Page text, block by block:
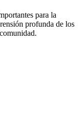
para la
profunda de los